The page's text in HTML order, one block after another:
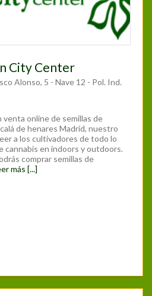
City Center
Alonso, 5 - Nave 12 - Pol. Ind.
venta online de semillas de
de henares Madrid, nuestro
a los cultivadores de todo lo
cannabis en indoors y outdoors.
comprar semillas de
más [...]